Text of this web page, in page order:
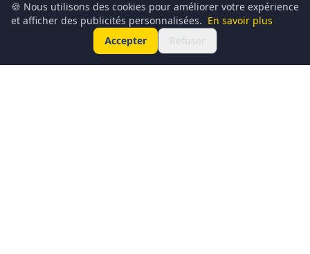
🍪 Nous utilisons des cookies pour améliorer votre expérience
et afficher des publicités personnalisées. En savoir plus
Accepter
Refuser